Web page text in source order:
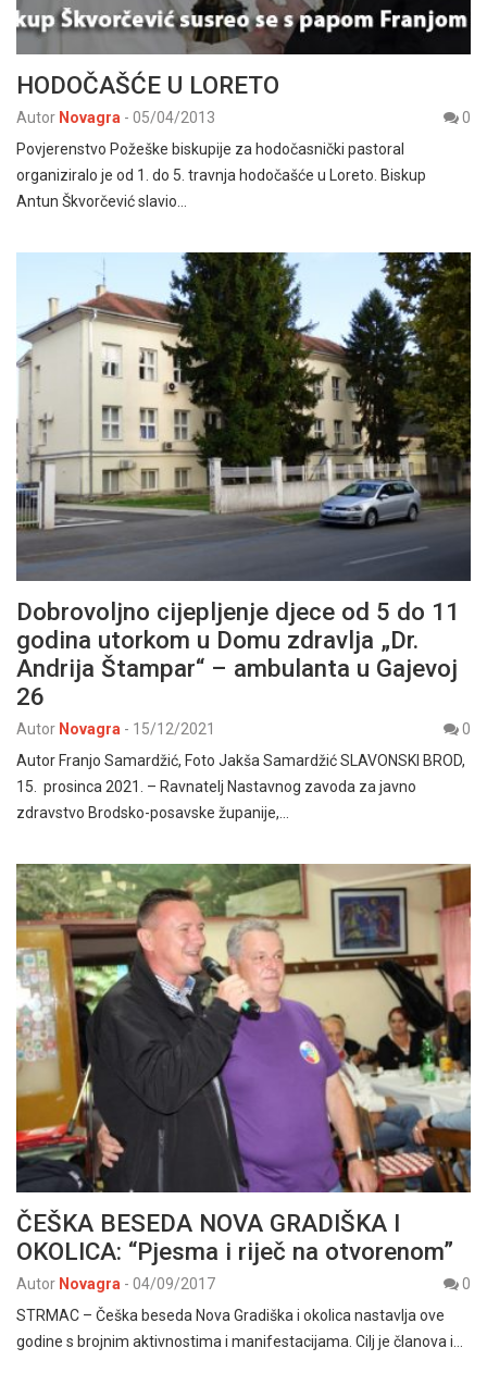
HODOČAŠĆE U LORETO
Autor Novagra - 05/04/2013
0
Povjerenstvo Požeške biskupije za hodočasnički pastoral
organiziralo je od 1. do 5. travnja hodočašće u Loreto. Biskup
Antun Škvorčević slavio…
Dobrovoljno cijepljenje djece od 5 do 11
godina utorkom u Domu zdravlja „Dr.
Andrija Štampar“ – ambulanta u Gajevoj
26
Autor Novagra - 15/12/2021
0
Autor Franjo Samardžić, Foto Jakša Samardžić SLAVONSKI BROD,
15. prosinca 2021. – Ravnatelj Nastavnog zavoda za javno
zdravstvo Brodsko-posavske županije,…
ČEŠKA BESEDA NOVA GRADIŠKA I
OKOLICA: “Pjesma i riječ na otvorenom”
Autor Novagra - 04/09/2017
0
STRMAC – Češka beseda Nova Gradiška i okolica nastavlja ove
godine s brojnim aktivnostima i manifestacijama. Cilj je članova i…